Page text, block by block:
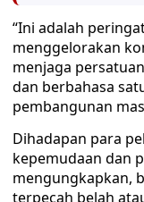
“Ini adalah
menggelorakan
menjaga
dan berbahasa
pembangunan
Dihadapan para
kepemudaan dan
mengungkapkan,
terpecah belah